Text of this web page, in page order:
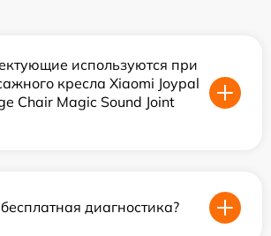
используются при
кресла Xiaomi Joypal
Chair Magic Sound Joint
диагностика?